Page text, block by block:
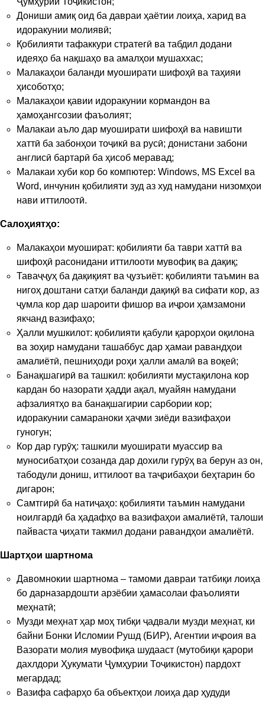
Дониши амиқ оид ба давраи ҳаётии лоиҳа, харид ва
идоракунии молиявӣ;
Қобилияти тафаккури стратегӣ ва табдил додани
идеяҳо ба нақшаҳо ва амалҳои мушаххас;
Малакаҳои баланди муоширати шифоҳӣ ва таҳияи
ҳисоботҳо;
Малакаҳои қавии идоракунии кормандон ва
ҳамоҳангсозии фаъолият;
Малакаи аъло дар муоширати шифоҳӣ ва навишти
хаттӣ ба забонҳои тоҷикӣ ва русӣ; донистани забони
англисӣ бартарӣ ба ҳисоб меравад;
Малакаи хуби кор бо компютер: Windows, MS Excel ва
Word, инчунин қобилияти зуд аз худ намудани низомҳои
нави иттилоотӣ.
Салоҳиятҳо:
Малакаҳои муошират: қобилияти ба таври хаттӣ ва
шифоҳӣ расонидани иттилооти мувофиқ ва дақиқ;
Таваҷҷуҳ ба дақиқият ва ҷузъиёт: қобилияти таъмин ва
нигоҳ доштани сатҳи баланди дақиқӣ ва сифати кор, аз
ҷумла кор дар шароити фишор ва иҷрои ҳамзамони
якчанд вазифаҳо;
Ҳалли мушкилот: қобилияти қабули қарорҳои оқилона
ва зоҳир намудани ташаббус дар ҳамаи равандҳои
амалиётӣ, пешниҳоди роҳи ҳалли амалӣ ва воқеӣ;
Банақшагирӣ ва ташкил: қобилияти мустақилона кор
кардан бо назорати ҳадди ақал, муайян намудани
афзалиятҳо ва банақшагирии сарбории кор;
идоракунии самараноки ҳаҷми зиёди вазифаҳои
гуногун;
Кор дар гурӯҳ: ташкили муоширати муассир ва
муносибатҳои созанда дар дохили гурӯҳ ва берун аз он,
табодули дониш, иттилоот ва таҷрибаҳои беҳтарин бо
дигарон;
Самтгирӣ ба натиҷаҳо: қобилияти таъмин намудани
ноилгардӣ ба ҳадафҳо ва вазифаҳои амалиётӣ, талоши
пайваста ҷиҳати такмил додани равандҳои амалиётӣ.
Шартҳои шартнома
Давомнокии шартнома – тамоми давраи татбиқи лоиҳа
бо дарназардошти арзёбии ҳамасолаи фаъолияти
меҳнатӣ;
Музди меҳнат ҳар моҳ тибқи ҷадвали музди меҳнат, ки
байни Бонки Исломии Рушд (БИР), Агентии иҷроия ва
Вазорати молия мувофиқа шудааст (мутобиқи қарори
дахлдори Ҳукумати Ҷумҳурии Тоҷикистон) пардохт
мегардад;
Вазифа сафарҳо ба объектҳои лоиҳа дар ҳудуди